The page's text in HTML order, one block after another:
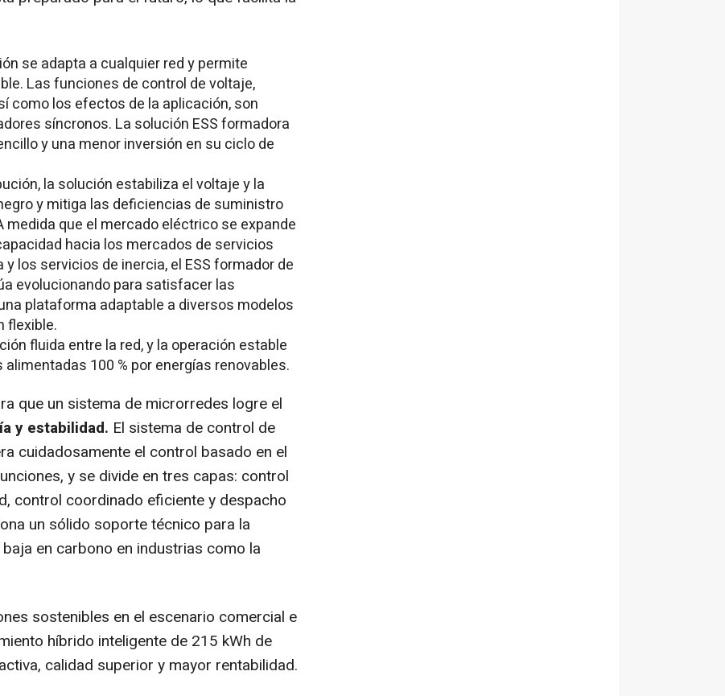
se adapta a cualquier red y permite
Las funciones de control de voltaje,
como los efectos de la aplicación, son
síncronos. La solución ESS formadora
y una menor inversión en su ciclo de
la solución estabiliza el voltaje y la
y mitiga las deficiencias de suministro
que el mercado eléctrico se expande
hacia los mercados de servicios
los servicios de inercia, el ESS formador de
evolucionando para satisfacer las
plataforma adaptable a diversos modelos
flexible.
fluida entre la red, y la operación estable
100 % por energías renovables.
que un sistema de microrredes logre el
y estabilidad. El sistema de control de
cuidadosamente el control basado en el
y se divide en tres capas: control
control coordinado eficiente y despacho
un sólido soporte técnico para la
en carbono en industrias como la
sostenibles en el escenario comercial e
híbrido inteligente de 215 kWh de
calidad superior y mayor rentabilidad.